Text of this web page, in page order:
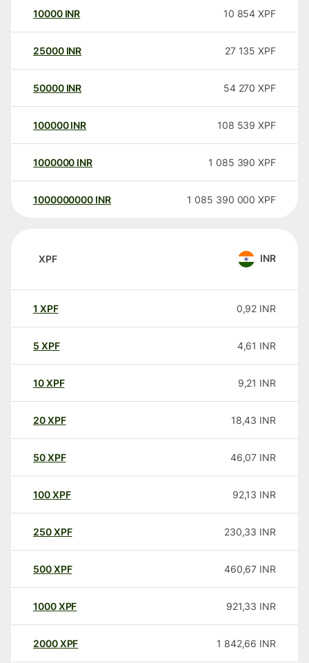
10000 INR 10 854 XPF
25000 INR 27 135 XPF
50000 INR 54 270 XPF
100000 INR 108 539 XPF
1000000 INR 1 085 390 XPF
1000000000 INR 1 085 390 000 XPF
XPF INR
1 XPF 0,92 INR
5 XPF 4,61 INR
10XPF 9,21 INR
20XPF 18,43 INR
50XPF 46,07 INR
100XPF 92,13 INR
250XPF 230,33 INR
500XPF 460,67 INR
1000XPF 921,33 INR
2000XPF 1 842,66 INR